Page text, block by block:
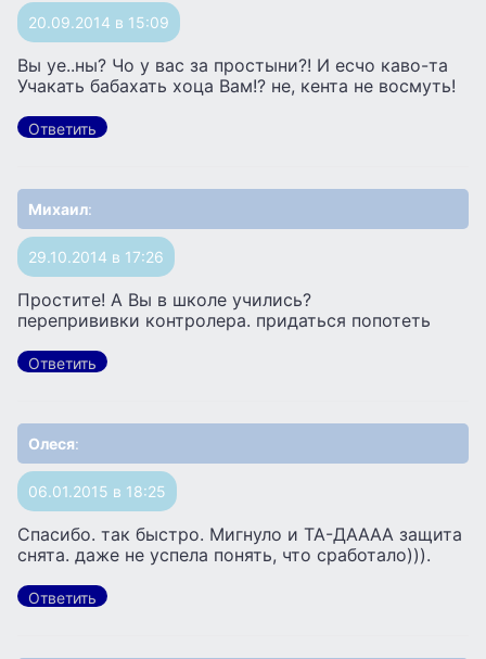
20.09.2014 в 15:09
Вы уе..ны? Чо у вас за простыни?! И есчо каво-та
Учакать бабахать хоца Вам!? не, кента не восмуть!
Ответить
Михаил:
29.10.2014 в 17:26
Простите! А Вы в школе учились?
перепрививки контролера. придаться попотеть
Ответить
Олеся:
06.01.2015 в 18:25
Спасибо. так быстро. Мигнуло и ТА-ДАААА защита
снята. даже не успела понять, что сработало))).
Ответить